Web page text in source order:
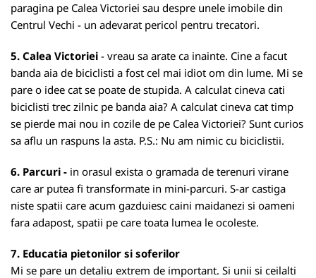
paragina pe Calea Victoriei sau despre unele imobile din
Centrul Vechi - un adevarat pericol pentru trecatori.
5. Calea Victoriei - vreau sa arate ca inainte. Cine a facut
banda aia de biciclisti a fost cel mai idiot om din lume. Mi se
pare o idee cat se poate de stupida. A calculat cineva cati
biciclisti trec zilnic pe banda aia? A calculat cineva cat timp
se pierde mai nou in cozile de pe Calea Victoriei? Sunt curios
sa aflu un raspuns la asta. P.S.: Nu am nimic cu biciclistii.
6. Parcuri - in orasul exista o gramada de terenuri virane
care ar putea fi transformate in mini-parcuri. S-ar castiga
niste spatii care acum gazduiesc caini maidanezi si oameni
fara adapost, spatii pe care toata lumea le ocoleste.
7. Educatia pietonilor si soferilor
Mi se pare un detaliu extrem de important. Si unii si ceilalti